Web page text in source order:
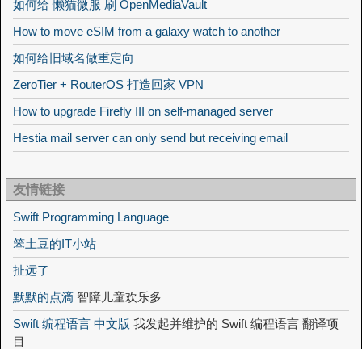
如何给 懒猫微服 刷 OpenMediaVault
How to move eSIM from a galaxy watch to another
如何给旧域名做重定向
ZeroTier + RouterOS 打造回家 VPN
How to upgrade Firefly III on self-managed server
Hestia mail server can only send but receiving email
友情链接
Swift Programming Language
笨土豆的IT小站
扯远了
默默的点滴 智障儿童欢乐多
Swift 编程语言 中文版 我发起并维护的 Swift 编程语言 翻译项
目